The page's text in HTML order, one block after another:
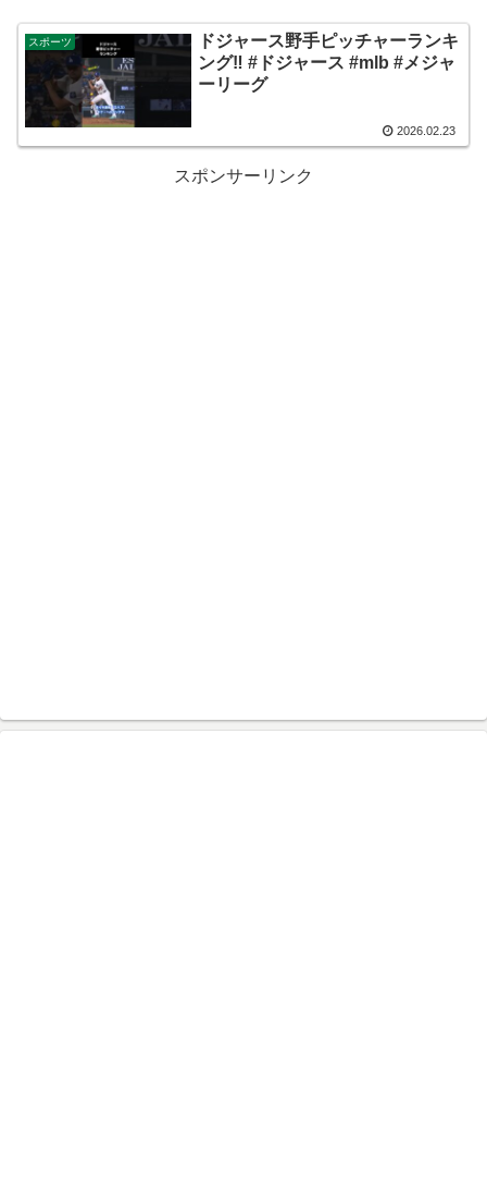
スポーツ
ドジャース野手ピッチャーランキ
ング‼︎ #ドジャース #mlb #メジャ
ーリーグ
2026.02.23
スポンサーリンク